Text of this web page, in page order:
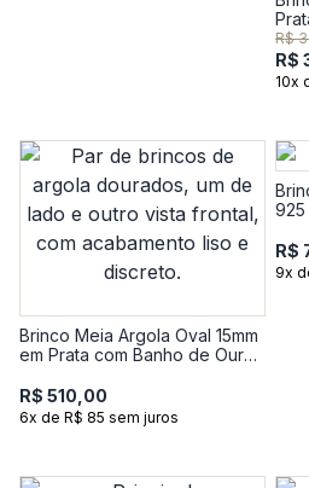
R$
R$
10x
Brinco Meia Argola Oval 15mm
em Prata com Banho de Ouro
R$ 510,00
6x de R$ 85 sem juros
925
R$
9x